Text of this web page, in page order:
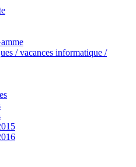
/ vacances informatique /